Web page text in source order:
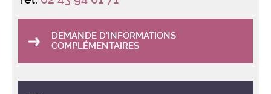
DEMANDE D'INFORMATIONS
COMPLÉMENTAIRES